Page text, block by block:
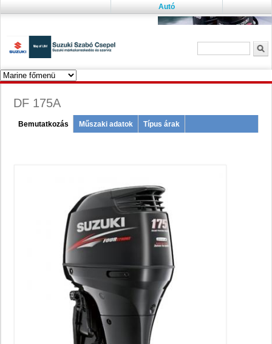
Autó
Keresés űrlap
DF 175A
Menu
Bemutatkozás (active
tab)
Műszaki adatok Típus árak